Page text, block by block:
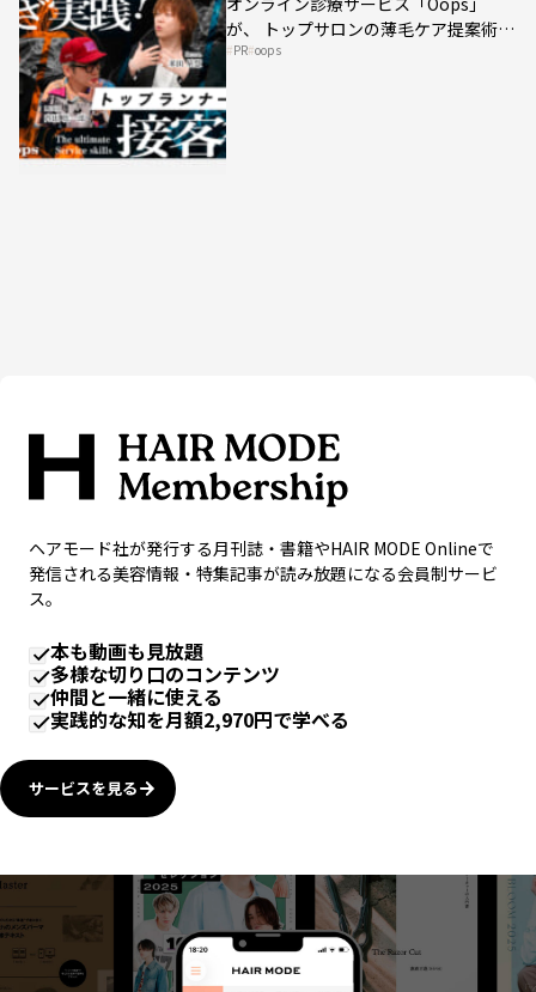
が、 トップサロンの薄毛ケア提案術を
HAIRCAMPで公開！
PR oops
ヘアモード社が発行する月刊誌・書籍やHAIR MODE Onlineで
発信される美容情報・特集記事が読み放題になる会員制サービ
ス。
本も動画も見放題
多様な切り口のコンテンツ
仲間と一緒に使える
実践的な知を月額2,970円で学べる
サービスを見る